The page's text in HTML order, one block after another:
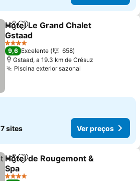
PartilharAdicionar aos favoritos
Hotel Le Grand Chalet
Gstaad
Ver preços
4 Estrelas
9,6 Excelente
658
Gstaad, a 19.3 km de Crésuz
Piscina exterior sazonal
7 sites Ver preços
PartilharAdicionar aos favoritos
Hôtel de Rougemont &
Spa
Ver preços
4 Estrelas